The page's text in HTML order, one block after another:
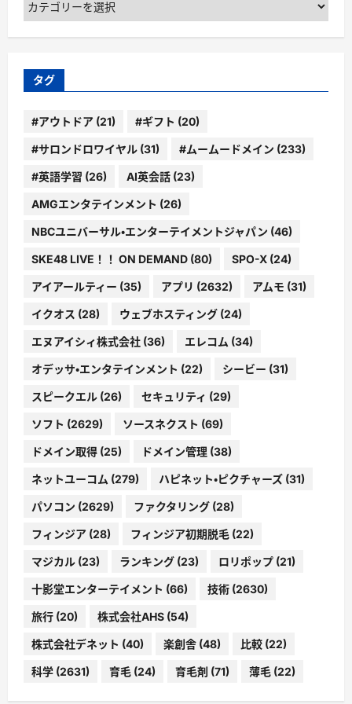
テ
ゴ
ー
タグ
#アウトドア (21) #ギフト (20)
#サロンドロワイヤル (31) #ムームードメイン (233)
#英語学習 (26) AI英会話 (23)
AMGエンタテインメント (26)
NBCユニバーサル・エンターテイメントジャパン (46)
SKE48 LIVE！！ ON DEMAND (80) SPO-X (24)
アイアールティー (35) アプリ (2632) アムモ (31)
イクオス (28) ウェブホスティング (24)
エヌアイシィ株式会社 (36) エレコム (34)
オデッサ・エンタテインメント (22) シービー (31)
スピークエル (26) セキュリティ (29)
ソフト (2629) ソースネクスト (69)
ドメイン取得 (25) ドメイン管理 (38)
ネットユーコム (279) ハピネット・ピクチャーズ (31)
パソコン (2629) ファクタリング (28)
フィンジア (28) フィンジア初期脱毛 (22)
マジカル (23) ランキング (23) ロリポップ (21)
十影堂エンターテイメント (66) 技術 (2630)
旅行 (20) 株式会社AHS (54)
株式会社デネット (40) 楽創舎 (48) 比較 (22)
科学 (2631) 育毛 (24) 育毛剤 (71) 薄毛 (22)